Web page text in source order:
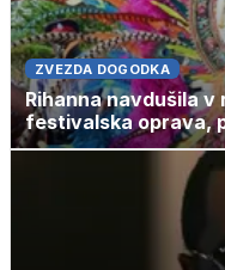
ZVEZDA DOGODKA
Rihanna navdušila v
festivalska oprava,